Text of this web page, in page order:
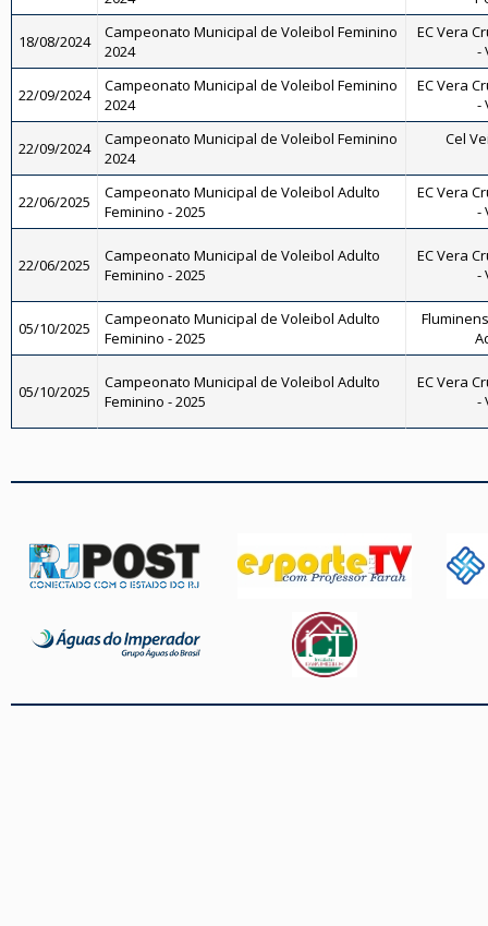
18/08/2024
Campeonato Municipal de Voleibol Feminino
2024
EC Vera
-
22/09/2024
Campeonato Municipal de Voleibol Feminino
2024
EC Vera
-
22/09/2024
Campeonato Municipal de Voleibol Feminino
2024
Cel
22/06/2025
Campeonato Municipal de Voleibol Adulto
Feminino - 2025
EC Vera
-
22/06/2025
Campeonato Municipal de Voleibol Adulto
Feminino - 2025
EC Vera
-
05/10/2025
Campeonato Municipal de Voleibol Adulto
Feminino - 2025
05/10/2025
Campeonato Municipal de Voleibol Adulto
Feminino - 2025
EC Vera
-